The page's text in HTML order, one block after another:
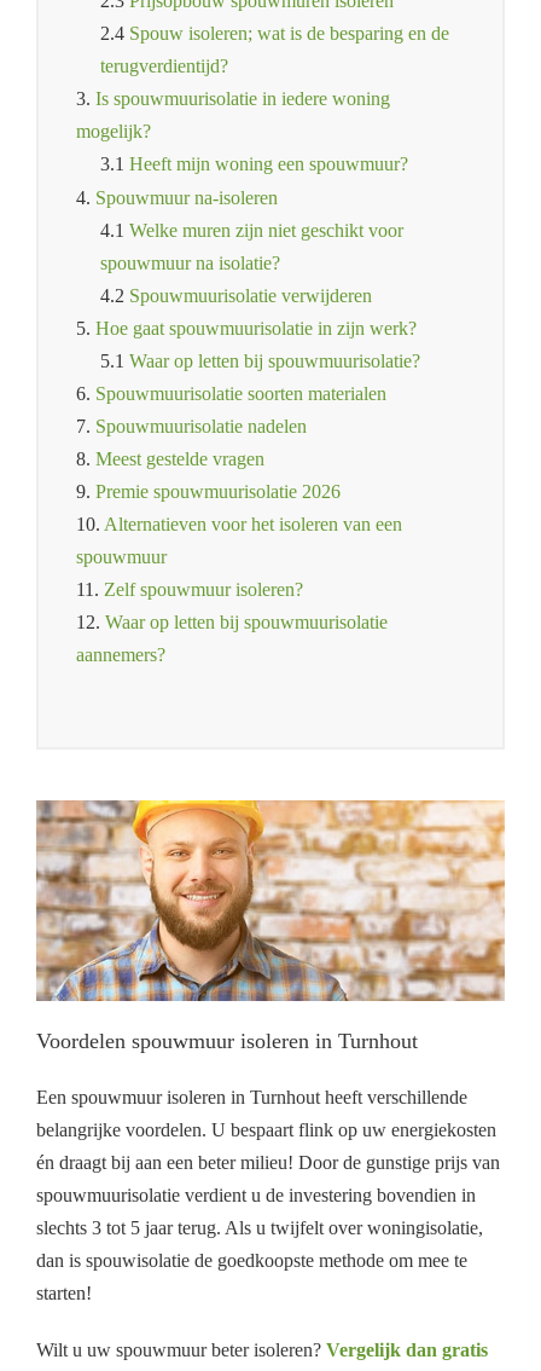
2.4 Spouw isoleren; wat is de besparing en de
terugverdientijd?
3. Is spouwmuurisolatie in iedere woning
mogelijk?
3.1 Heeft mijn woning een spouwmuur?
4. Spouwmuur na-isoleren
4.1 Welke muren zijn niet geschikt voor
spouwmuur na isolatie?
4.2 Spouwmuurisolatie verwijderen
5. Hoe gaat spouwmuurisolatie in zijn werk?
5.1 Waar op letten bij spouwmuurisolatie?
6. Spouwmuurisolatie soorten materialen
7. Spouwmuurisolatie nadelen
8. Meest gestelde vragen
9. Premie spouwmuurisolatie 2026
10. Alternatieven voor het isoleren van een
spouwmuur
11. Zelf spouwmuur isoleren?
12. Waar op letten bij spouwmuurisolatie
aannemers?
Voordelen spouwmuur isoleren in Turnhout
Een spouwmuur isoleren in Turnhout heeft verschillende
belangrijke voordelen. U bespaart flink op uw energiekosten
én draagt bij aan een beter milieu! Door de gunstige prijs van
spouwmuurisolatie verdient u de investering bovendien in
slechts 3 tot 5 jaar terug. Als u twijfelt over woningisolatie,
dan is spouwisolatie de goedkoopste methode om mee te
starten!
Wilt u uw spouwmuur beter isoleren? Vergelijk dan gratis